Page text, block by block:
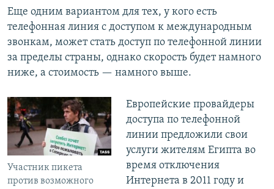
Еще одним вариантом для тех, у кого есть
телефонная линия с доступом к международным
звонкам, может стать доступ по телефонной линии
за пределы страны, однако скорость будет намного
ниже, а стоимость — намного выше.
Участник пикета
против возможного
Европейские провайдеры
доступа по телефонной
линии предложили свои
услуги жителям Египта во
время отключения
Интернета в 2011 году и